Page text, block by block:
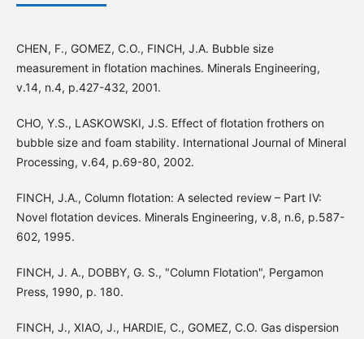
CHEN, F., GOMEZ, C.O., FINCH, J.A. Bubble size
measurement in flotation machines. Minerals Engineering,
v.14, n.4, p.427-432, 2001.
CHO, Y.S., LASKOWSKI, J.S. Effect of flotation frothers on
bubble size and foam stability. International Journal of Mineral
Processing, v.64, p.69-80, 2002.
FINCH, J.A., Column flotation: A selected review – Part IV:
Novel flotation devices. Minerals Engineering, v.8, n.6, p.587-
602, 1995.
FINCH, J. A., DOBBY, G. S., "Column Flotation", Pergamon
Press, 1990, p. 180.
FINCH, J., XIAO, J., HARDIE, C., GOMEZ, C.O. Gas dispersion